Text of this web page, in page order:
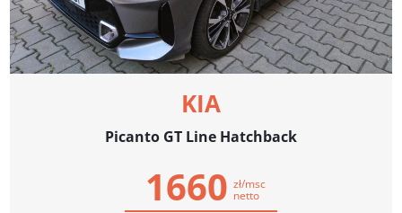
KIA
Picanto GT Line Hatchback
1660 zł/msc
netto